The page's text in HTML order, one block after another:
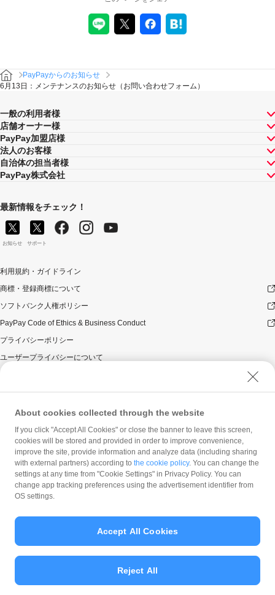
PayPayからのお知らせ
6月13日：メンテナンスのお知らせ（お問い合わせフォーム）
一般の利用者様
店舗オーナー様
PayPay加盟店様
法人のお客様
自治体の担当者様
PayPay株式会社
最新情報をチェック！
お知らせ サポート
利用規約・ガイドライン
商標・登録商標について
ソフトバンク人権ポリシー
PayPay Code of Ethics & Business Conduct
プライバシーポリシー
ユーザープライバシーについて
ウェブサイト利用規約
反社会的勢力に対する方針
勧誘方針
マネロン等基本方針
カスタマーハラスメントに関する当社の考え方
© PayPay Corporation
About cookies collected through the website
If you click "Accept All Cookies" or close the banner to leave this screen,
cookies will be stored and provided in order to improve convenience,
improve the site, provide information and analyze data (including sharing
with external partners) according to the cookie policy. You can change the
settings at any time from "Cookie Settings" in Privacy Policy. You can
change app tracking preferences using the advertisement identifier from
OS settings.
Reject All
Accept All Cookies